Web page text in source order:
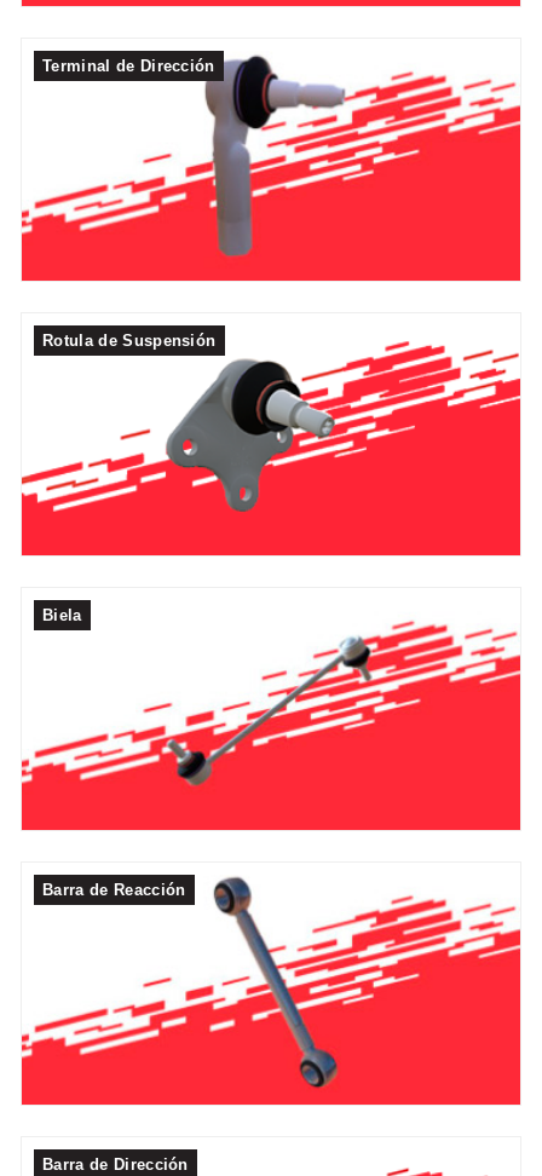
Terminal de Dirección
Rotula de Suspensión
Biela
Barra de Reacción
Barra de Dirección